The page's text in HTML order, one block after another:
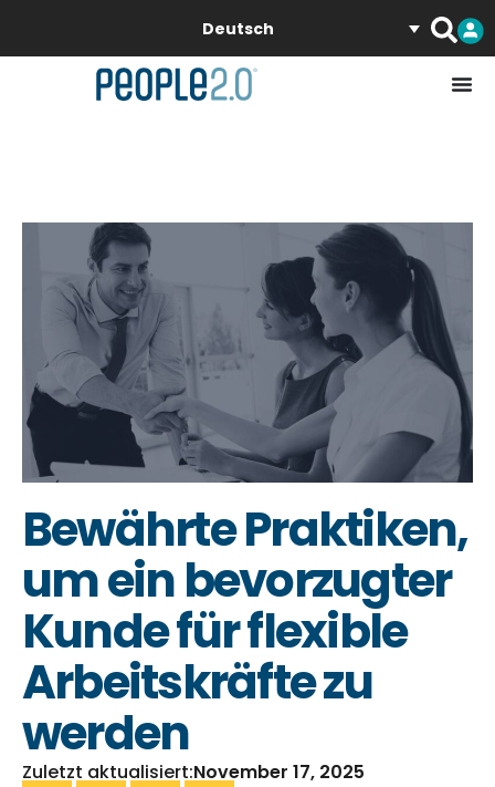
Deutsch
Bewährte Praktiken,
um ein bevorzugter
Kunde für flexible
Arbeitskräfte zu
werden
Zuletzt aktualisiert:November 17, 2025